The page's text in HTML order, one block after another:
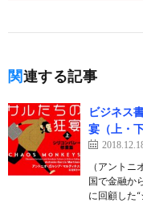
関連する記事
ビジネス
宴（上・下
（アント
国で金融か
に回顧した